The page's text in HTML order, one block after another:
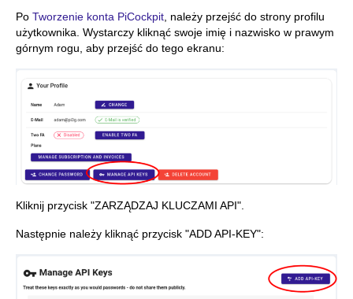
Po Tworzenie konta PiCockpit , należy przejść do strony profilu
użytkownika. Wystarczy kliknąć swoje imię i nazwisko w prawym
górnym rogu, aby przejść do tego ekranu:
Kliknij przycisk "ZARZĄDZAJ KLUCZAMI API".
Następnie należy kliknąć przycisk "ADD API-KEY":